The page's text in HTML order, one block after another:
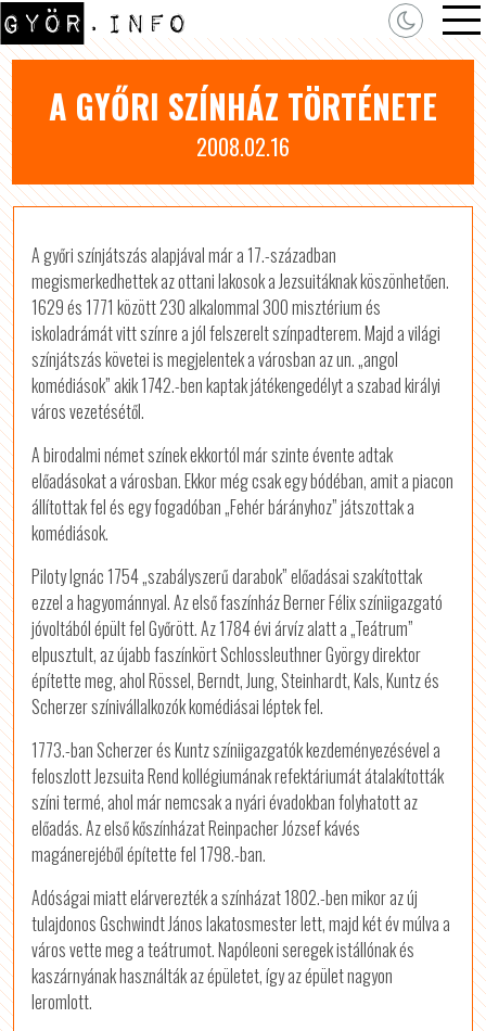
A GYŐRI SZÍNHÁZ TÖRTÉNETE
2008.02.16
A győri színjátszás alapjával már a 17.-században
megismerkedhettek az ottani lakosok a Jezsuitáknak köszönhetően.
1629 és 1771 között 230 alkalommal 300 misztérium és
iskoladrámát vitt színre a jól felszerelt színpadterem. Majd a világi
színjátszás követei is megjelentek a városban az un. „angol
komédiások” akik 1742.-ben kaptak játékengedélyt a szabad királyi
város vezetésétől.
A birodalmi német színek ekkortól már szinte évente adtak
előadásokat a városban. Ekkor még csak egy bódéban, amit a piacon
állítottak fel és egy fogadóban „Fehér bárányhoz” játszottak a
komédiások.
Piloty Ignác 1754 „szabályszerű darabok” előadásai szakítottak
ezzel a hagyománnyal. Az első faszínház Berner Félix színiigazgató
jóvoltából épült fel Győrött. Az 1784 évi árvíz alatt a „Teátrum”
elpusztult, az újabb faszínkört Schlossleuthner György direktor
építette meg, ahol Rössel, Berndt, Jung, Steinhardt, Kals, Kuntz és
Scherzer színivállalkozók komédiásai léptek fel.
1773.-ban Scherzer és Kuntz színiigazgatók kezdeményezésével a
feloszlott Jezsuita Rend kollégiumának refektáriumát átalakították
színi termé, ahol már nemcsak a nyári évadokban folyhatott az
előadás. Az első kőszínházat Reinpacher József kávés
magánerejéből építette fel 1798.-ban.
Adóságai miatt elárverezték a színházat 1802.-ben mikor az új
tulajdonos Gschwindt János lakatosmester lett, majd két év múlva a
város vette meg a teátrumot. Napóleoni seregek istállónak és
kaszárnyának használták az épületet, így az épület nagyon
leromlott.